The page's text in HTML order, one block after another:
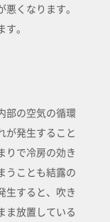
くなります。
。
部の空気の循環
が発生すること
りで冷房の効き
うことも結露の
生すると、吹き
ま放置している